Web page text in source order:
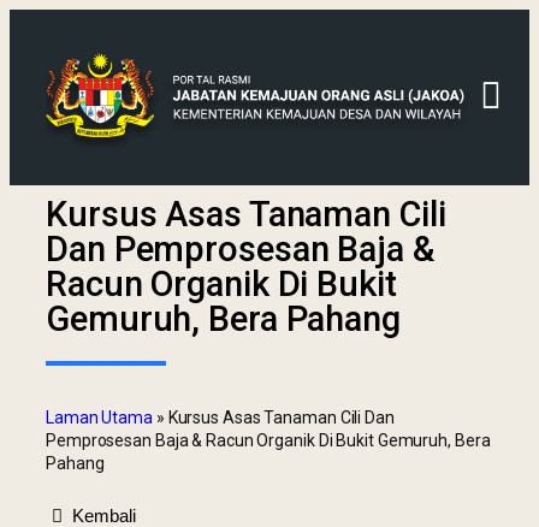
Kursus Asas Tanaman Cili
Dan Pemprosesan Baja &
Racun Organik Di Bukit
Gemuruh, Bera Pahang
Laman Utama » Kursus Asas Tanaman Cili Dan
Pemprosesan Baja & Racun Organik Di Bukit Gemuruh, Bera
Pahang
Kembali